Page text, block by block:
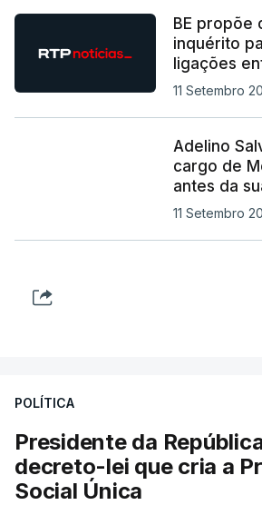
BE propõe
inquérito
ligações
11 Setembro
Adelino
cargo de
antes da
11 Setembro
POLÍTICA
Presidente da
decreto-lei que cria a
Social Única